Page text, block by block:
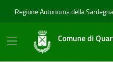
Regione Autonoma della Sardegna
Comune di